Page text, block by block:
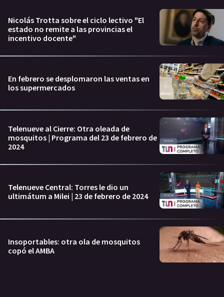
Nicolás Trotta sobre el ciclo lectivo "El
estado no remite a las provincias el
incentivo docente"
En febrero se desplomaron las ventas en
los supermercados
Telenueve al Cierre: Otra oleada de
mosquitos | Programa del 23 de febrero de
2024
Telenueve Central: Torres le dio un
ultimátum a Milei | 23 de febrero de 2024
Insoportables: otra ola de mosquitos
copó el AMBA